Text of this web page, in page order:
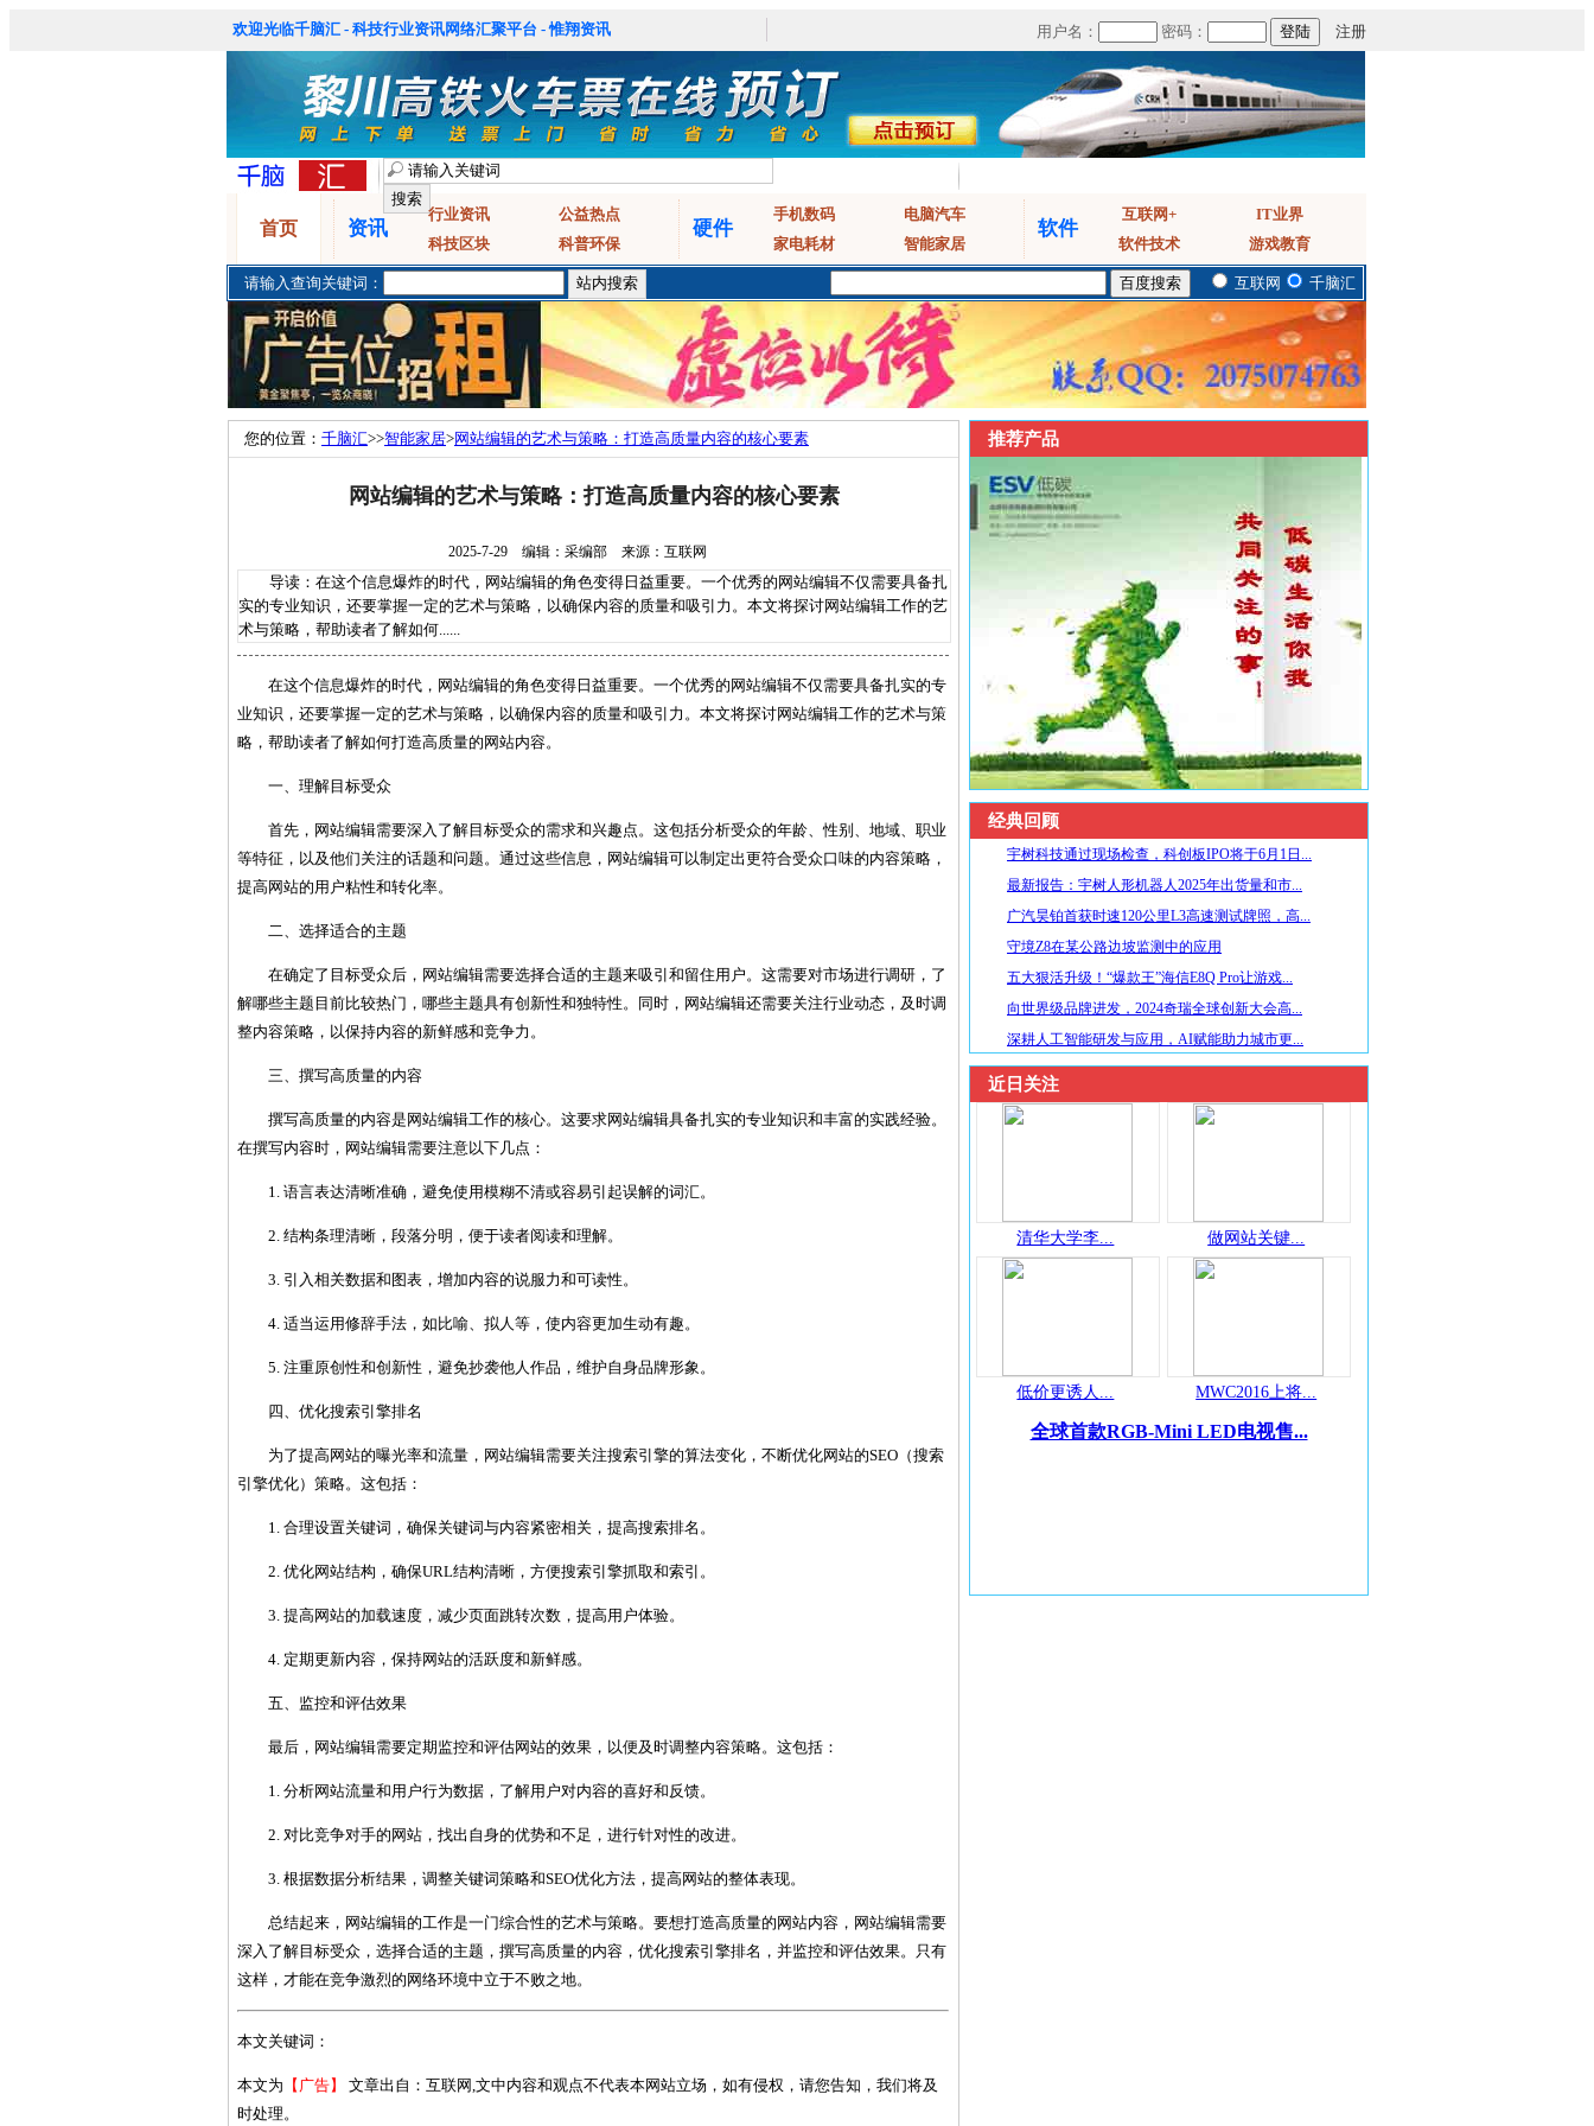
欢迎光临千脑汇 - 科技行业资讯网络汇聚平台 - 惟翔资讯 用户名： 密码： 注册
首页 资讯
行业资讯
公益热点
科技区块
科普环保
硬件
手机数码
电脑汽车
家电耗材
智能家居
软件
互联网+
IT业界
软件技术
游戏教育
请输入查询关键词： 互联网 千脑汇
您的位置： 千脑汇>>智能家居>网站编辑的艺术与策略：打造高质量内容的核心要素
网站编辑的艺术与策略：打造高质量内容的核心要素
2025-7-29 编辑：采编部 来源：互联网
导读：在这个信息爆炸的时代，网站编辑的角色变得日益重要。一个优秀的网站编辑不仅需要具备扎
实的专业知识，还要掌握一定的艺术与策略，以确保内容的质量和吸引力。本文将探讨网站编辑工作的艺
术与策略，帮助读者了解如何......
在这个信息爆炸的时代，网站编辑的角色变得日益重要。一个优秀的网站编辑不仅需要具备扎实的专
业知识，还要掌握一定的艺术与策略，以确保内容的质量和吸引力。本文将探讨网站编辑工作的艺术与策
略，帮助读者了解如何打造高质量的网站内容。
一、理解目标受众
首先，网站编辑需要深入了解目标受众的需求和兴趣点。这包括分析受众的年龄、性别、地域、职业
等特征，以及他们关注的话题和问题。通过这些信息，网站编辑可以制定出更符合受众口味的内容策略，
提高网站的用户粘性和转化率。
二、选择适合的主题
在确定了目标受众后，网站编辑需要选择合适的主题来吸引和留住用户。这需要对市场进行调研，了
解哪些主题目前比较热门，哪些主题具有创新性和独特性。同时，网站编辑还需要关注行业动态，及时调
整内容策略，以保持内容的新鲜感和竞争力。
三、撰写高质量的内容
撰写高质量的内容是网站编辑工作的核心。这要求网站编辑具备扎实的专业知识和丰富的实践经验。
在撰写内容时，网站编辑需要注意以下几点：
1. 语言表达清晰准确，避免使用模糊不清或容易引起误解的词汇。
2. 结构条理清晰，段落分明，便于读者阅读和理解。
3. 引入相关数据和图表，增加内容的说服力和可读性。
4. 适当运用修辞手法，如比喻、拟人等，使内容更加生动有趣。
5. 注重原创性和创新性，避免抄袭他人作品，维护自身品牌形象。
四、优化搜索引擎排名
为了提高网站的曝光率和流量，网站编辑需要关注搜索引擎的算法变化，不断优化网站的SEO（搜索
引擎优化）策略。这包括：
1. 合理设置关键词，确保关键词与内容紧密相关，提高搜索排名。
2. 优化网站结构，确保URL结构清晰，方便搜索引擎抓取和索引。
3. 提高网站的加载速度，减少页面跳转次数，提高用户体验。
4. 定期更新内容，保持网站的活跃度和新鲜感。
五、监控和评估效果
最后，网站编辑需要定期监控和评估网站的效果，以便及时调整内容策略。这包括：
1. 分析网站流量和用户行为数据，了解用户对内容的喜好和反馈。
2. 对比竞争对手的网站，找出自身的优势和不足，进行针对性的改进。
3. 根据数据分析结果，调整关键词策略和SEO优化方法，提高网站的整体表现。
总结起来，网站编辑的工作是一门综合性的艺术与策略。要想打造高质量的网站内容，网站编辑需要
深入了解目标受众，选择合适的主题，撰写高质量的内容，优化搜索引擎排名，并监控和评估效果。只有
这样，才能在竞争激烈的网络环境中立于不败之地。
本文关键词：
本文为 【广告】
文章出自：互联网,文中内容和观点不代表本网站立场，如有侵权，请您告知，我们将及
时处理。
推荐产品
经典回顾
宇树科技通过现场检查，科创板IPO将于6月1日...
最新报告：宇树人形机器人2025年出货量和市...
广汽昊铂首获时速120公里L3高速测试牌照，高...
守境Z8在某公路边坡监测中的应用
五大狠活升级！“爆款王”海信E8Q Pro让游戏...
向世界级品牌进发，2024奇瑞全球创新大会高...
深耕人工智能研发与应用，AI赋能助力城市更...
近日关注
清华大学李... 做网站关键...
低价更诱人... MWC2016上将...
全球首款RGB-Mini LED电视售...